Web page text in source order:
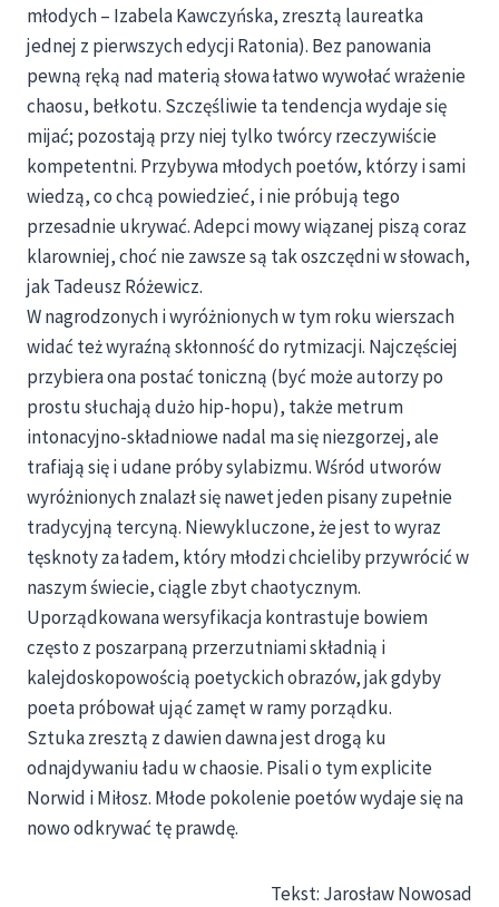
młodych – Izabela Kawczyńska, zresztą laureatka
jednej z pierwszych edycji Ratonia). Bez panowania
pewną ręką nad materią słowa łatwo wywołać wrażenie
chaosu, bełkotu. Szczęśliwie ta tendencja wydaje się
mijać; pozostają przy niej tylko twórcy rzeczywiście
kompetentni. Przybywa młodych poetów, którzy i sami
wiedzą, co chcą powiedzieć, i nie próbują tego
przesadnie ukrywać. Adepci mowy wiązanej piszą coraz
klarowniej, choć nie zawsze są tak oszczędni w słowach,
jak Tadeusz Różewicz.
W nagrodzonych i wyróżnionych w tym roku wierszach
widać też wyraźną skłonność do rytmizacji. Najczęściej
przybiera ona postać toniczną (być może autorzy po
prostu słuchają dużo hip-hopu), także metrum
intonacyjno-składniowe nadal ma się niezgorzej, ale
trafiają się i udane próby sylabizmu. Wśród utworów
wyróżnionych znalazł się nawet jeden pisany zupełnie
tradycyjną tercyną. Niewykluczone, że jest to wyraz
tęsknoty za ładem, który młodzi chcieliby przywrócić w
naszym świecie, ciągle zbyt chaotycznym.
Uporządkowana wersyfikacja kontrastuje bowiem
często z poszarpaną przerzutniami składnią i
kalejdoskopowością poetyckich obrazów, jak gdyby
poeta próbował ująć zamęt w ramy porządku.
Sztuka zresztą z dawien dawna jest drogą ku
odnajdywaniu ładu w chaosie. Pisali o tym explicite
Norwid i Miłosz. Młode pokolenie poetów wydaje się na
nowo odkrywać tę prawdę.
Tekst: Jarosław Nowosad